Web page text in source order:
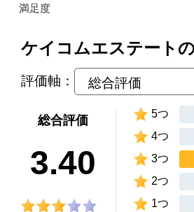
ケイコムエステート
評価軸：
総合評価
3.40
5つ
4つ
3つ
2つ
1つ